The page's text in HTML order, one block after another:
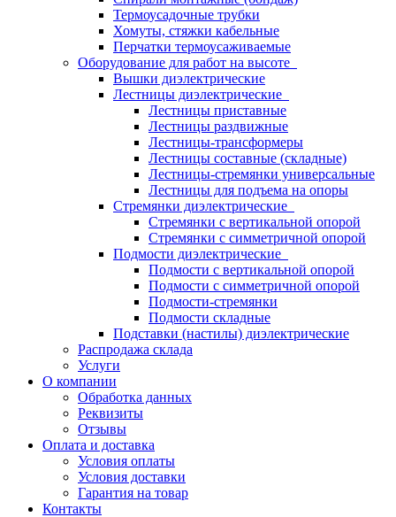
Термоусадочные трубки
Хомуты, стяжки кабельные
Перчатки термоусаживаемые
Оборудование для работ на высоте
Вышки диэлектрические
Лестницы диэлектрические
Лестницы приставные
Лестницы раздвижные
Лестницы-трансформеры
Лестницы составные (складные)
Лестницы-стремянки универсальные
Лестницы для подъема на опоры
Стремянки диэлектрические
Стремянки с вертикальной опорой
Стремянки с симметричной опорой
Подмости диэлектрические
Подмости с вертикальной опорой
Подмости с симметричной опорой
Подмости-стремянки
Подмости складные
Подставки (настилы) диэлектрические
Распродажа склада
Услуги
О компании
Обработка данных
Реквизиты
Отзывы
Оплата и доставка
Условия оплаты
Условия доставки
Гарантия на товар
Контакты